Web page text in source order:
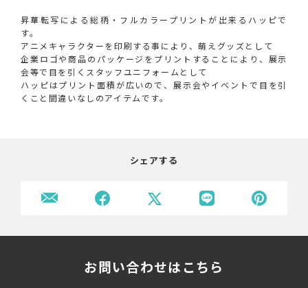
昇華転写による総柄・フルカラープリントが出来るハッピで
す。
アニメキャラクターを印刷する事により、萌えグッズとして
企業ロゴや商品のパッケージをプリントすることにより、展示
会等で目を引くスタッフユニフォームとして
ハッピはプリント面積が広いので、展示会やイベントで目を引
くこと間違いなしのアイテムです。
シェアする
お問い合わせはこちら